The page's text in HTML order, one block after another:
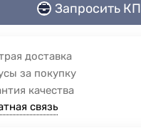
Запросить КП
доставка
за покупку
качества
связь